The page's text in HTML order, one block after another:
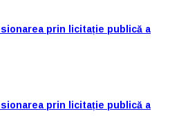
prin licitație publică a
prin licitație publică a